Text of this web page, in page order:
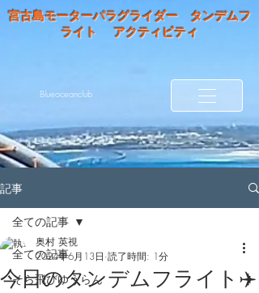
宮古島モーターパラグライダー タンデムフ
ライト アクティビティ
Blueoceanclub
記事
全ての記事
そら飛びゆうらん
全ての記事
今日のタンデムフライト✈️
奥村 英視
2024年6月13日 読了時間: 1分